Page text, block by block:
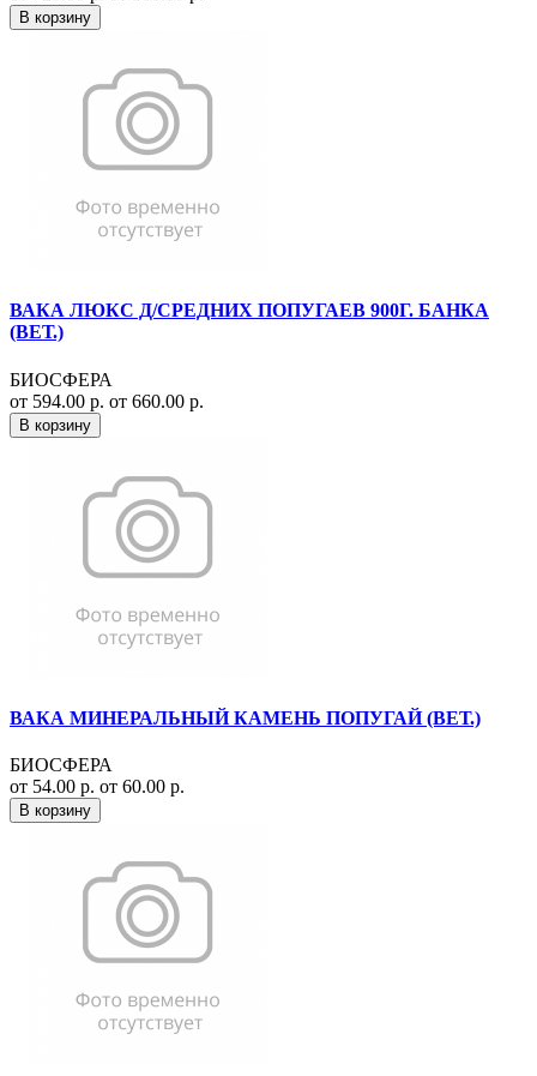
В корзину
ВАКА ЛЮКС Д/СРЕДНИХ ПОПУГАЕВ 900Г. БАНКА
(ВЕТ.)
БИОСФЕРА
от 594.00 р. от 660.00 р.
В корзину
ВАКА МИНЕРАЛЬНЫЙ КАМЕНЬ ПОПУГАЙ (ВЕТ.)
БИОСФЕРА
от 54.00 р. от 60.00 р.
В корзину